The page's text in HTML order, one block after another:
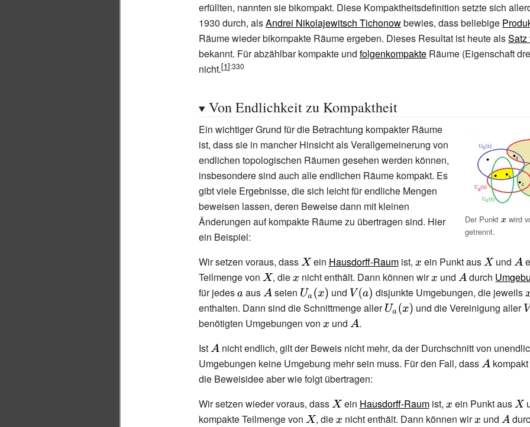
erfüllten, nannten sie bikompakt. Diese Kompaktheitsdefinition setzte sich
1930 durch, alsAndrei Nikolajewitsch Tichonowbewies, dass beliebige
Räume wieder bikompakte Räume ergeben. Dieses Resultat ist heute alsSatz
bekannt. Für abzählbar kompakte und folgenkompakte Räume (Eigenschaft
nicht.
:330
Von Endlichkeit zu Kompaktheit
Der Punkt wird
getrennt.
Ein wichtiger Grund für die Betrachtung kompakter Räume
ist, dass sie in mancher Hinsicht als Verallgemeinerung von
endlichen topologischen Räumen gesehen werden können,
insbesondere sind auch alle endlichen Räume kompakt. Es
gibt viele Ergebnisse, die sich leicht für endliche Mengen
beweisen lassen, deren Beweise dann mit kleinen
Änderungen auf kompakte Räume zu übertragen sind. Hier
ein Beispiel:
Wir setzen voraus, dass{\displaystyle
X}
ein Hausdorff-Raumist, {\displaystyle
x}
ein Punkt aus
X}
und
A}
Teilmenge von {\displaystyle
X}
, die{\displaystyle
x}
nicht enthält. Dann können wir{\displaystyle
x}
und {\displaystyle
A}
durch
für jedes{\displaystyle
a}
aus{\displaystyle
A}
seien {\displaystyle
U_{a}(x)}
und {\displaystyle
V(a)}
disjunkte Umgebungen, die jeweils
enthalten. Dann sind die Schnittmenge aller{\displaystyleund die Vereinigung aller
benötigten Umgebungen von {\displaystyle
und{\displaystyle
.
Ist{\displaystyle
A}
nicht endlich, gilt der Beweis nicht mehr, da der Durchschnitt von
Umgebungen keine Umgebung mehr sein muss. Für den Fall, dass
kompakt
die Beweisidee aber wie folgt übertragen:
Wir setzen wieder voraus, dass{\displaystyle
X}
ein Hausdorff-Raumist, {\displaystyle
x}
ein Punkt aus
X}
kompakte Teilmenge von {\displaystyle
, die{\displaystyle
nicht enthält. Dann können wir{\displaystyle
und